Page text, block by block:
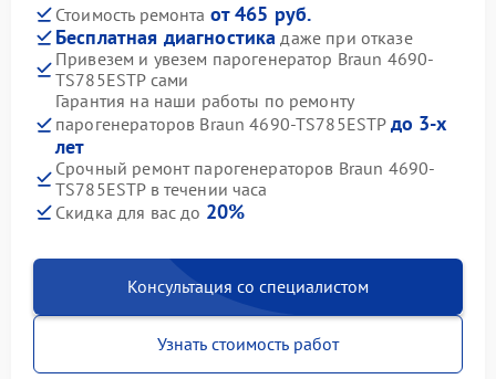
Стоимость ремонта от 465 руб.
Бесплатная диагностика даже при отказе
Привезем и увезем парогенератор Braun 4690-
TS785ESTP сами
Гарантия на наши работы по ремонту
парогенераторов Braun 4690-TS785ESTP до 3-х
лет
Срочный ремонт парогенераторов Braun 4690-
TS785ESTP в течении часа
Скидка для вас до 20%
Консультация со специалистом
Узнать стоимость работ